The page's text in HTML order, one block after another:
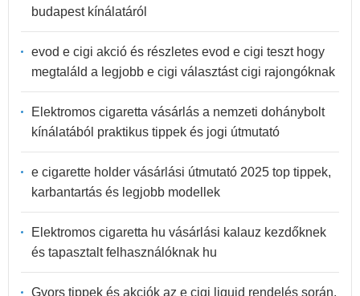
budapest kínálatáról
evod e cigi akció és részletes evod e cigi teszt hogy
megtaláld a legjobb e cigi választást cigi rajongóknak
Elektromos cigaretta vásárlás a nemzeti dohánybolt
kínálatából praktikus tippek és jogi útmutató
e cigarette holder vásárlási útmutató 2025 top tippek,
karbantartás és legjobb modellek
Elektromos cigaretta hu vásárlási kalauz kezdőknek
és tapasztalt felhasználóknak hu
Gyors tippek és akciók az e cigi liquid rendelés során,